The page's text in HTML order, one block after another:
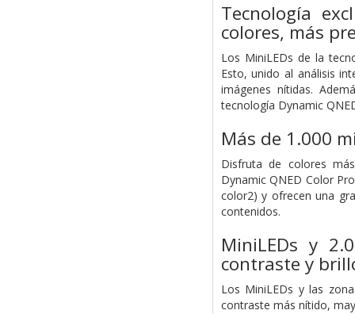
Tecnología
colores, más
Los MiniLEDs de la
Esto, unido al análisis
imágenes nítidas.
tecnología Dynamic
Más de 1.000
Disfruta de colores
Dynamic QNED Color
color2) y ofrecen una
contenidos.
MiniLEDs y
contraste y
Los MiniLEDs y las
contraste más nítido,